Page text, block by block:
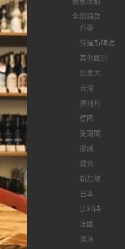
全部酒款
丹麥
俄羅斯啤酒
其他國別
加拿大
台灣
奧地利
德國
愛爾蘭
挪威
捷克
新加坡
日本
比利時
法國
澳洲